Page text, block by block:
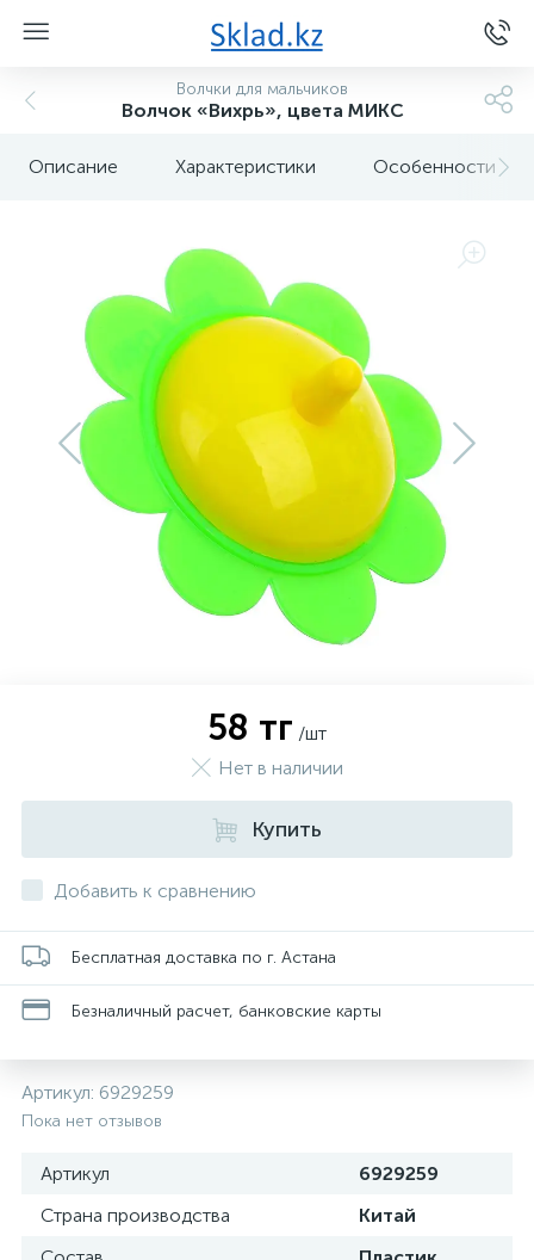
Волчки для мальчиков
Волчок «Вихрь», цвета МИКС
Описание Характеристики Особенности
58 тг /шт
Нет в наличии
Купить
Добавить к сравнению
Бесплатная доставка по г. Астана
Безналичный расчет, банковские карты
Артикул: 6929259
Пока нет отзывов
Артикул
6929259
Страна производства
Китай